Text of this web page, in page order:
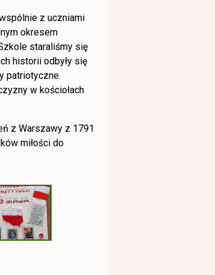
z uczniami
okresem
staraliśmy się
historii odbyły się
patriotyczne.
w kościołach
z Warszawy z 1791
miłości do